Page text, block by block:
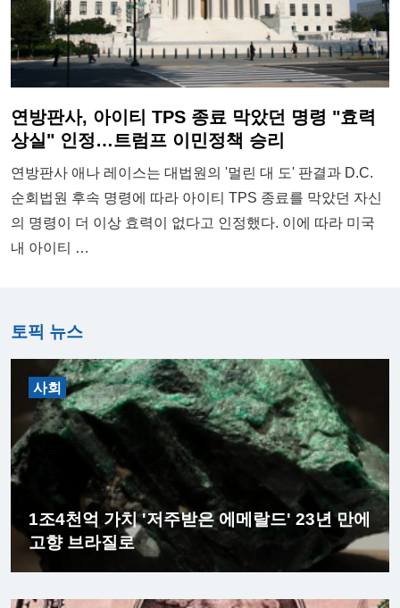
연방판사, 아이티 TPS 종료 막았던 명령 "효력
상실" 인정…트럼프 이민정책 승리
연방판사 애나 레이스는 대법원의 '멀린 대 도' 판결과 D.C.
순회법원 후속 명령에 따라 아이티 TPS 종료를 막았던 자신
의 명령이 더 이상 효력이 없다고 인정했다. 이에 따라 미국
내 아이티 …
토픽 뉴스
사회
1조4천억 가치 '저주받은 에메랄드' 23년 만에
고향 브라질로